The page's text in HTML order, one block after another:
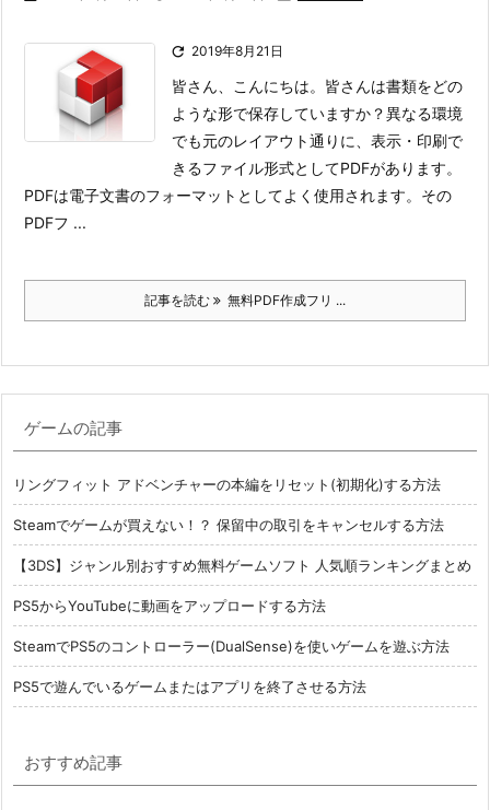
 2019年8月21日
皆さん、こんにちは。皆さんは書類をどの
ような形で保存していますか？異なる環境
でも元のレイアウト通りに、表示・印刷で
きるファイル形式としてPDFがあります。
PDFは電子文書のフォーマットとしてよく使用されます。その
PDFフ ...
記事を読む 無料PDF作成フリ ...
ゲームの記事
リングフィット アドベンチャーの本編をリセット(初期化)する方法
Steamでゲームが買えない！？ 保留中の取引をキャンセルする方法
【3DS】ジャンル別おすすめ無料ゲームソフト 人気順ランキングまとめ
PS5からYouTubeに動画をアップロードする方法
SteamでPS5のコントローラー(DualSense)を使いゲームを遊ぶ方法
PS5で遊んでいるゲームまたはアプリを終了させる方法
おすすめ記事